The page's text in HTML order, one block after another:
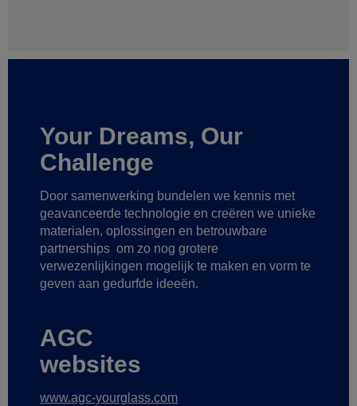
Your Dreams, Our
Challenge
Door samenwerking bundelen we kennis met
geavanceerde technologie en creëren we unieke
materialen, oplossingen en betrouwbare
partnerships om zo nog grotere
verwezenlijkingen mogelijk te maken en vorm te
geven aan gedurfde ideeën.
AGC
websites
www.agc-yourglass.com